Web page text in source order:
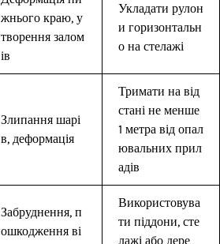
жнього краю, у
творення залом
ів
Укладати рулон
и горизонтальн
о на стелажі
Злипання шарі
в, деформація
Тримати на від
стані не менше
1 метра від опал
ювальних прил
адів
Забруднення, п
ошкодження ві
Використовува
ти піддони, сте
лажі або дере